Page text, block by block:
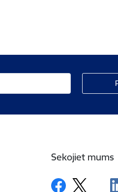
Sekojiet mums